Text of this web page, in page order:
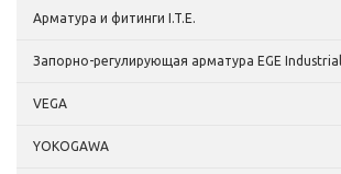
Арматура и фитинги I.T.E.
Запорно-регулирующая арматура EGE
VEGA
YOKOGAWA